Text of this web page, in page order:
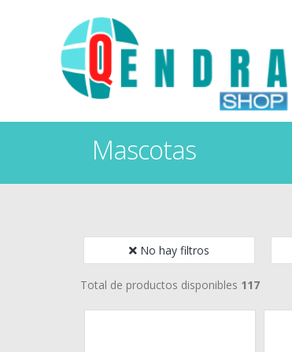
Mascotas
No hay filtros
Total de productos disponibles 117